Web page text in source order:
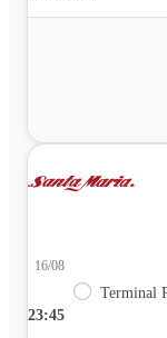
23:45
16/08
Terminal